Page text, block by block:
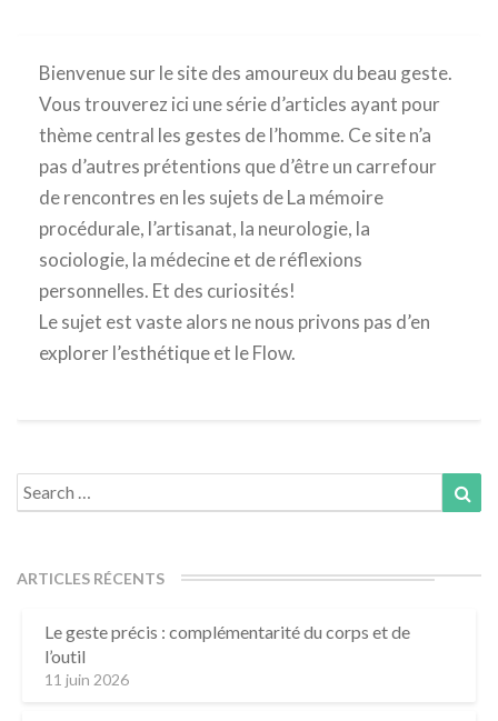
Bienvenue sur le site des amoureux du beau geste.
Vous trouverez ici une série d’articles ayant pour
thème central les gestes de l’homme. Ce site n’a
pas d’autres prétentions que d’être un carrefour
de rencontres en les sujets de La mémoire
procédurale, l’artisanat, la neurologie, la
sociologie, la médecine et de réflexions
personnelles. Et des curiosités!
Le sujet est vaste alors ne nous privons pas d’en
explorer l’esthétique et le Flow.
Search
for:
ARTICLES RÉCENTS
Le geste précis : complémentarité du corps et de
l’outil
11 juin 2026